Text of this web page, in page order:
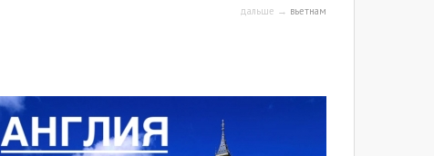
дальше → вьетнам